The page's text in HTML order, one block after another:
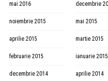
mai 2016 decembrie
noiembrie 2015 mai 2015
aprilie 2015 martie 2015
februarie 2015 ianuarie 2015
decembrie 2014 aprilie 2014